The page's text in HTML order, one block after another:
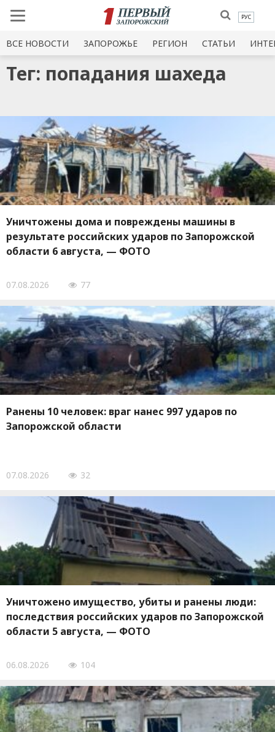
РУС
ВСЕ НОВОСТИ ЗАПОРОЖЬЕ РЕГИОН СТАТЬИ
Тег: попадания шахеда
Уничтожены дома и повреждены машины в
результате российских ударов по Запорожской
области 6 августа, — ФОТО
07.08.2026 77
Ранены 10 человек: враг нанес 997 ударов по
Запорожской области
07.08.2026 32
Уничтожено имущество, убиты и ранены люди:
последствия российских ударов по Запорожской
области 5 августа, — ФОТО
06.08.2026 104